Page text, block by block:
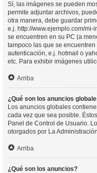
Sí, las imágenes se pueden
permite adjuntar archivos,
otra manera, debe guardar
e.j. http://www.ejemplo.com/
se encuentren en su PC (a
tampoco las que se
autenticación, e.j. hotmail o
etc. Para exhibir imágenes
Arriba
¿Qué son los anuncios
Los anuncios globales
cada vez que sea posible.
Panel de Control de Usuario.
otorgados por La
Arriba
¿Qué son los anuncios?